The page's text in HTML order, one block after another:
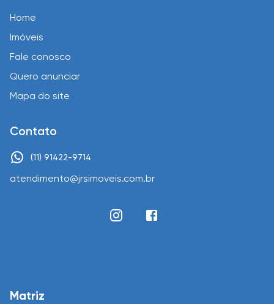
Home
Imóveis
Fale conosco
Quero anunciar
Mapa do site
Contato
(11) 91422-9714
atendimento@jrsimoveis.com.br
Matriz